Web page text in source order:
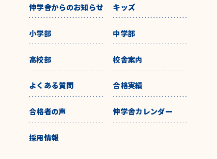
伸学舎からのお知らせ キッズ
小学部 中学部
高校部 校舎案内
よくある質問 合格実績
合格者の声 伸学舎カレンダー
採用情報